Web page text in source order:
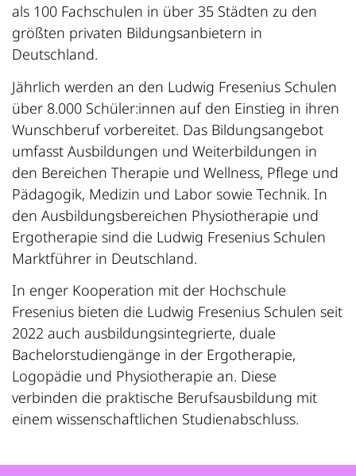
als 100 Fachschulen in über 35 Städten zu den
größten privaten Bildungsanbietern in
Deutschland.
Jährlich werden an den Ludwig Fresenius Schulen
über 8.000 Schüler:innen auf den Einstieg in ihren
Wunschberuf vorbereitet. Das Bildungsangebot
umfasst Ausbildungen und Weiterbildungen in
den Bereichen Therapie und Wellness, Pflege und
Pädagogik, Medizin und Labor sowie Technik. In
den Ausbildungsbereichen Physiotherapie und
Ergotherapie sind die Ludwig Fresenius Schulen
Marktführer in Deutschland.
In enger Kooperation mit der Hochschule
Fresenius bieten die Ludwig Fresenius Schulen seit
2022 auch ausbildungsintegrierte, duale
Bachelorstudiengänge in der Ergotherapie,
Logopädie und Physiotherapie an. Diese
verbinden die praktische Berufsausbildung mit
einem wissenschaftlichen Studienabschluss.